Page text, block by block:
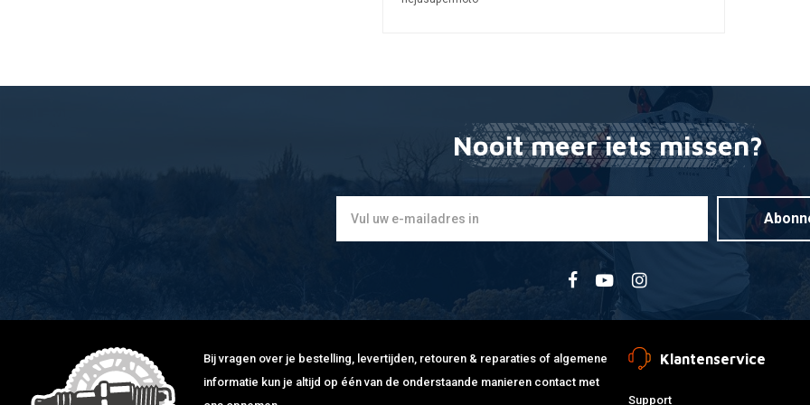
DOMINO
€41,47
Nooit meer iets missen?
Bij vragen over je bestelling, levertijden, retouren & reparaties of algemene
informatie kun je altijd op één van de onderstaande manieren contact met
Klantenservice
Support